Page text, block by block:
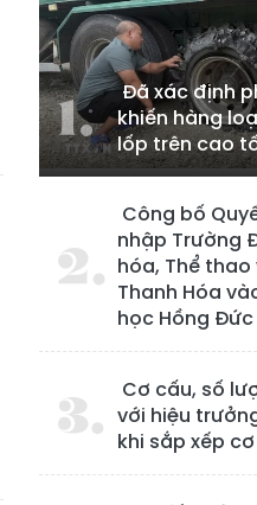
Đã xác định
khiến hàng
lốp trên cao
Công bố
nhập Trường
hóa, Thể thao
Thanh Hóa
học Hồng Đức
Cơ cấu, số
với hiệu
khi sắp xếp